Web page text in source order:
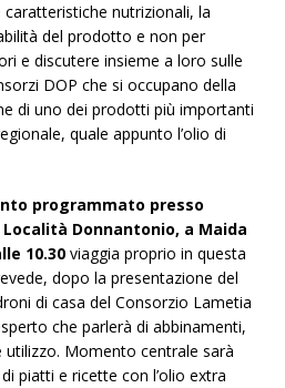
caratteristiche nutrizionali, la
del prodotto e non per
e discutere insieme a loro sulle
DOP che si occupano della
di uno dei prodotti più importanti
quale appunto l’olio di
programmato presso
Donnantonio, a Maida
10.30 viaggia proprio in questa
dopo la presentazione del
di casa del Consorzio Lametia
che parlerà di abbinamenti,
Momento centrale sarà
piatti e ricette con l’olio extra